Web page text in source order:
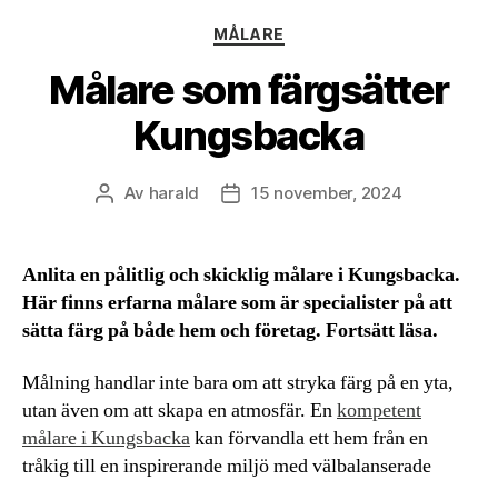
Kategorier
MÅLARE
Målare som färgsätter
Kungsbacka
Inläggsförfattare
Av harald Inläggsdatum
15 november, 2024
Anlita en pålitlig och skicklig målare i Kungsbacka.
Här finns erfarna målare som är specialister på att
sätta färg på både hem och företag. Fortsätt läsa.
Målning handlar inte bara om att stryka färg på en yta,
utan även om att skapa en atmosfär. Enkompetent
målare i Kungsbackakan förvandla ett hem från en
tråkig till en inspirerande miljö med välbalanserade